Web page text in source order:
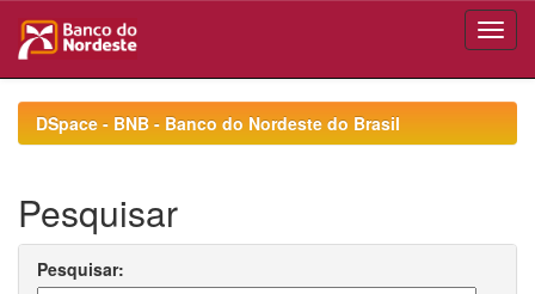
navigationDSpace - BNB - Banco do Nordeste do Brasil
Pesquisar
Pesquisar: